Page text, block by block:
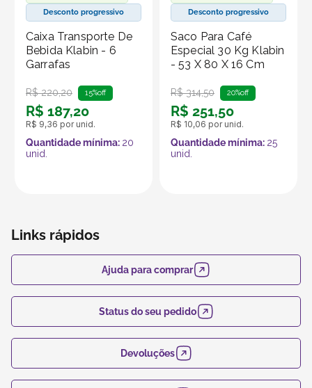
Desconto progressivo
Caixa Transporte De
Bebida Klabin - 6
Garrafas
R$ 220,20 15%off
R$ 187,20
R$ 9,36 por unid.
Quantidade mínima: 20
unid.
Desconto progressivo
Saco Para Café
Especial 30 Kg Klabin
- 53 X 80 X 16 Cm
R$ 314,50 20%off
R$ 251,50
R$ 10,06 por unid.
Quantidade mínima: 25
unid.
Links rápidos
Ajuda para comprar
Status do seu pedido
Devoluções